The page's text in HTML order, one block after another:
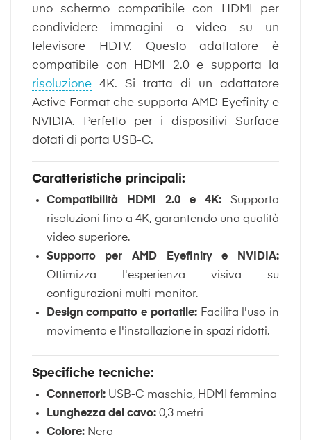
uno schermo compatibile con HDMI per
condividere immagini o video su un
televisore HDTV. Questo adattatore è
compatibile con HDMI 2.0 e supporta la
risoluzione 4K. Si tratta di un adattatore
Active Format che supporta AMD Eyefinity e
NVIDIA. Perfetto per i dispositivi Surface
dotati di porta USB-C.
Caratteristiche principali:
Compatibilità HDMI 2.0 e 4K:Supporta
risoluzioni fino a 4K, garantendo una qualità
video superiore.
Supporto per AMD Eyefinity e NVIDIA:
Ottimizza l'esperienza visiva su
configurazioni multi-monitor.
Design compatto e portatile:Facilita l'uso in
movimento e l'installazione in spazi ridotti.
Specifiche tecniche:
Connettori:USB-C maschio, HDMI femmina
Lunghezza del cavo:0,3 metri
Colore:Nero